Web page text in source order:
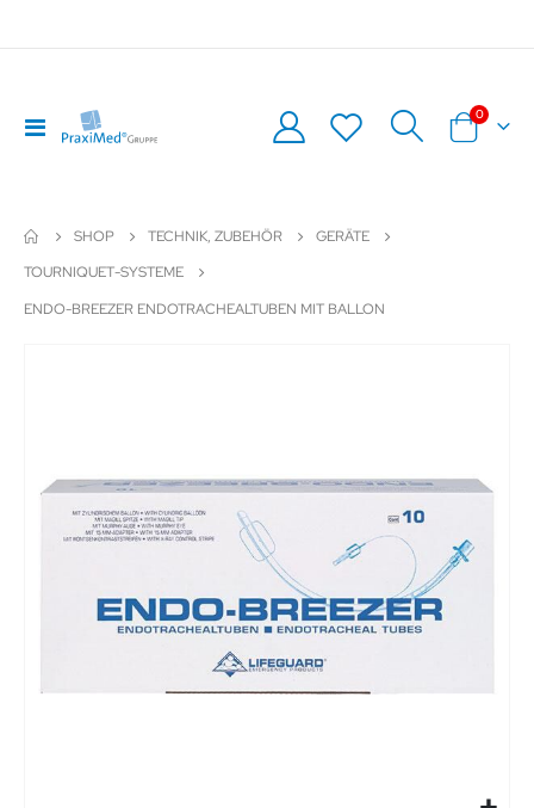
Navigation
umschalten
Warenkorb
0Artikel
SHOP TECHNIK, ZUBEHÖR
GERÄTE
TOURNIQUET-SYSTEME
ENDO-BREEZER ENDOTRACHEALTUBEN MIT BALLON